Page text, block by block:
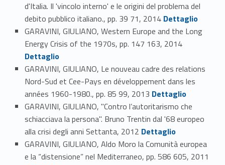
d'Italia. Il 'vincolo interno' e le origini del problema del
debito pubblico italiano., pp. 39 71, 2014 Link identifier #identifier_person_85251-44
Dettaglio
GARAVINI, GIULIANO, Western Europe and the Long
Energy Crisis of the 1970s, pp. 147 163, 2014
Dettaglio
GARAVINI, GIULIANO, Le nouveau cadre des relations
Nord-Sud et Cee-Pays en développement dans les
années 1960-1980., pp. 85 99, 2013 Link identifier #identifier_person_195240-46
Dettaglio
GARAVINI, GIULIANO, "Contro l’autoritarismo che
schiacciava la persona". Bruno Trentin dal '68 europeo
alla crisi degli anni Settanta, 2012 Link identifier #identifier_person_13229-47
Dettaglio
GARAVINI, GIULIANO, Aldo Moro la Comunità europea
e la “distensione” nel Mediterraneo, pp. 586 605, 2011